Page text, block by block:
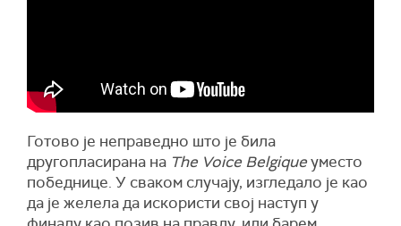
Готово је неправедно што је била
другопласирана на The Voice Belgiqueуместо
победнице. У сваком случају, изгледало је као
да је желела да искористи свој наступ у